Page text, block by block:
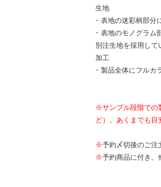
生地
･ 表地の迷彩柄部分
･ 表地のモノグラム
別注生地を採用して
加工
･ 製品全体にフルカ
※サンプル段階での
ど）。あくまでも目
※予約〆切後のご注
※予約商品に付き、